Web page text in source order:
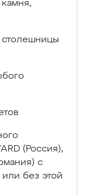
(Россия),
с
без этой